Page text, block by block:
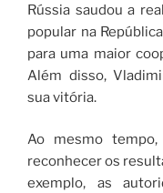
Rússia saudou a
popular na
para uma maior
Além disso,
sua vitória.
Ao mesmo
reconhecer os
exemplo, as